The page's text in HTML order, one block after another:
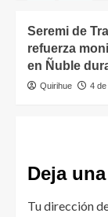
Seremi de
refuerza
en Ñuble
Quirihue 4
Deja
Tu dirección